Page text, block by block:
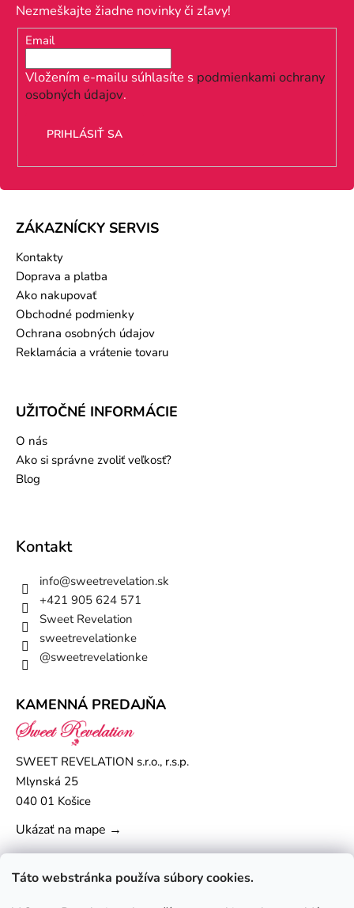
Táto webstránka používa súbory cookies.
Nezmeškajte žiadne novinky či zľavy!
Email
Vložením e-mailu súhlasíte s podmienkami ochrany
osobných údajov.
PRIHLÁSIŤ SA
ZÁKAZNÍCKY SERVIS
Kontakty
Doprava a platba
Ako nakupovať
Obchodné podmienky
Ochrana osobných údajov
Reklamácia a vrátenie tovaru
UŽITOČNÉ INFORMÁCIE
O nás
Ako si správne zvoliť veľkosť?
Blog
Kontakt
info@sweetrevelation.sk
+421 905 624 571
Sweet Revelation
sweetrevelationke
@sweetrevelationke
KAMENNÁ PREDAJŇA
SWEET REVELATION s.r.o., r.s.p.
Mlynská 25
040 01 Košice
Ukázať na mape →